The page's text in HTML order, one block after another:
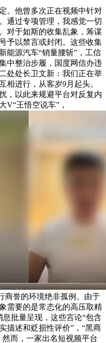
他曾多次正在视频中针对
通过专项管理，我感觉一切
对于如斯的收集乱象，筹谋
予以禁言或封闭。这些收集
能源汽车“销量腰斩”，工信
中整治步履，国度网信办违
处处长卫文新：我们正在举
相进行，从客岁9月起头。
，以此来规避平台对反复内
V“王悟空说车”，
商誉的环境绝非孤例。由于
需要的是常态化的高压取精
批量呈现，这些言论“包含
描述和贬损性评价”，“黑商
而，一家出名短视频平台